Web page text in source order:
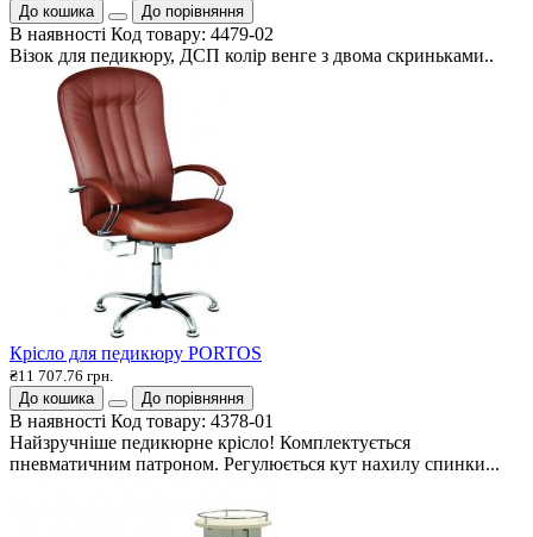
До кошика
До порівняння
В наявності Код товару: 4479-02
Візок для педикюру, ДСП колір венге з двома скриньками..
Крісло для педикюру PORTOS
₴11 707.76 грн.
До кошика
До порівняння
В наявності Код товару: 4378-01
Найзручніше педикюрне крісло! Комплектується
пневматичним патроном. Регулюється кут нахилу спинки...